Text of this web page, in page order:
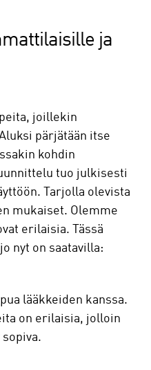
ja
joillekin
pärjätään itse
kohdin
tuo julkisesti
Tarjolla olevista
mukaiset. Olemme
erilaisia. Tässä
nyt on saatavilla:
lääkkeiden kanssa.
on erilaisia, jolloin